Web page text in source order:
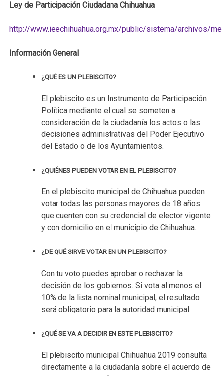
Ley de Participación Ciudadana Chihuahua
http://www.ieechihuahua.org.mx/public/sistema/archivos/
Información General
¿QUÉ ES UN PLEBISCITO?
El plebiscito es un Instrumento de Participación
Política mediante el cual se someten a
consideración de la ciudadanía los actos o las
decisiones administrativas del Poder Ejecutivo
del Estado o de los Ayuntamientos.
¿QUIÉNES PUEDEN VOTAR EN EL PLEBISCITO?
En el plebiscito municipal de Chihuahua pueden
votar todas las personas mayores de 18 años
que cuenten con su credencial de elector vigente
y con domicilio en el municipio de Chihuahua.
¿DE QUÉ SIRVE VOTAR EN UN PLEBISCITO?
Con tu voto puedes aprobar o rechazar la
decisión de los gobiernos. Si vota al menos el
10% de la lista nominal municipal, el resultado
será obligatorio para la autoridad municipal.
¿QUÉ SE VA A DECIDIR EN ESTE PLEBISCITO?
El plebiscito municipal Chihuahua 2019 consulta
directamente a la ciudadanía sobre el acuerdo de